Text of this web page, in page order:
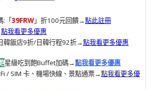
:「39FRW」折100元回饋→點此註冊
點我看更多優惠
韓飯店9折/日韓行程92折→點我看更多優惠
星級吃到飽Buffet加碼→點我看更多優惠
/ SIM 卡、機場快線、景點通票→點我看更多優